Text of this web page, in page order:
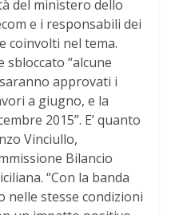
del ministero dello
e i responsabili dei
coinvolti nel tema.
“alcune
approvati i
a giugno, e la
2015”. E’ quanto
Vinciullo,
Bilancio
“Con la banda
nelle stesse condizioni